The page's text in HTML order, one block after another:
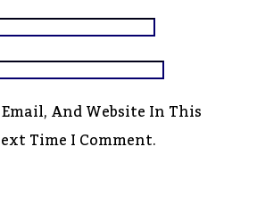
And Website In This
Time I Comment.